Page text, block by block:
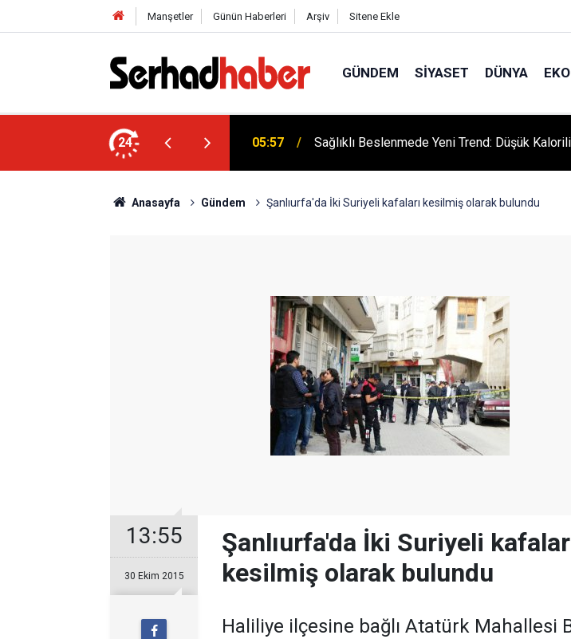
Manşetler Günün Haberleri Arşiv Sitene Ekle
GÜNDEM SIYASET DÜNYA
24
Akımına Nebevî Uyarı: "Sünnetsiz
05:57 Sağlıklı Beslenmede Yeni Trend: Düşük
Anasayfa Gündem Şanlıurfa'da İki Suriyeli kafaları kesilmiş olarak bulundu
13:55
30 Ekim 2015
Şanlıurfa'da İki Suriyeli
kesilmiş olarak bulundu
Haliliye ilçesine bağlı Atatürk Mahallesi